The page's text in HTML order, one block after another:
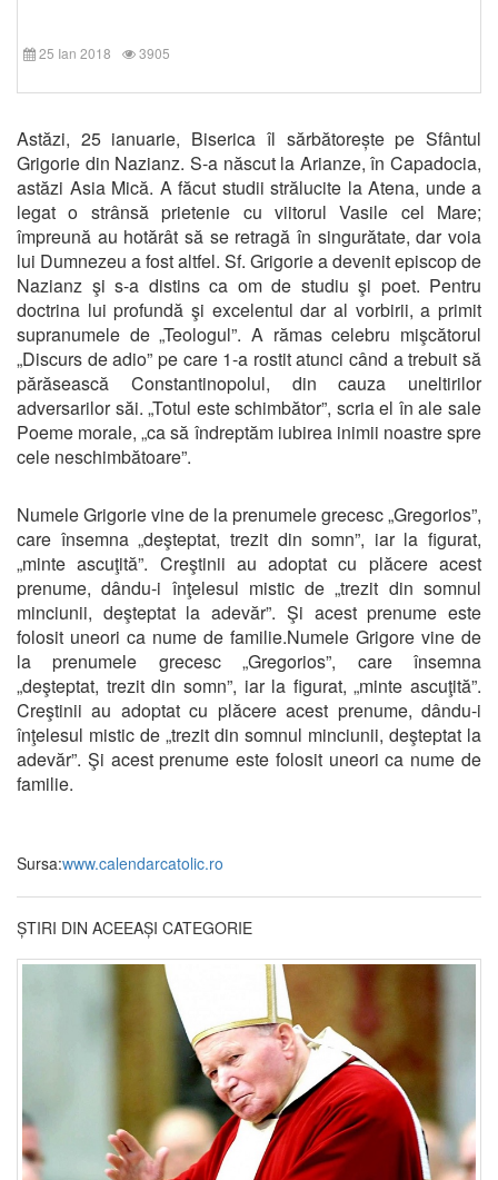
25 Ian 2018 3905
Astăzi, 25 ianuarie, Biserica îl sărbătorește pe Sfântul
Grigorie din Nazianz. S-a născut la Arianze, în Capadocia,
astăzi Asia Mică. A făcut studii strălucite la Atena, unde a
legat o strânsă prietenie cu viitorul Vasile cel Mare;
împreună au hotărât să se retragă în singurătate, dar voia
lui Dumnezeu a fost altfel. Sf. Grigorie a devenit episcop de
Nazianz şi s-a distins ca om de studiu şi poet. Pentru
doctrina lui profundă şi excelentul dar al vorbirii, a primit
supranumele de „Teologul”. A rămas celebru mişcătorul
„Discurs de adio” pe care 1-a rostit atunci când a trebuit să
părăsească Constantinopolul, din cauza uneltirilor
adversarilor săi. „Totul este schimbător”, scria el în ale sale
Poeme morale, „ca să îndreptăm iubirea inimii noastre spre
cele neschimbătoare”.
Numele Grigorie vine de la prenumele grecesc „Gregorios”,
care însemna „deşteptat, trezit din somn”, iar la figurat,
„minte ascuţită”. Creştinii au adoptat cu plăcere acest
prenume, dându-i înţelesul mistic de „trezit din somnul
minciunii, deşteptat la adevăr”. Şi acest prenume este
folosit uneori ca nume de familie.Numele Grigore vine de
la prenumele grecesc „Gregorios”, care însemna
„deşteptat, trezit din somn”, iar la figurat, „minte ascuţită”.
Creştinii au adoptat cu plăcere acest prenume, dându-i
înţelesul mistic de „trezit din somnul minciunii, deşteptat la
adevăr”. Şi acest prenume este folosit uneori ca nume de
familie.
Sursa:www.calendarcatolic.ro
ȘTIRI DIN ACEEAȘI CATEGORIE